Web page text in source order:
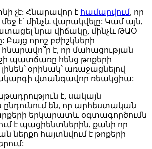
չէ: Հնարավոր է համարվում, որ
է՝ մինչև վարակվելը: Կամ այն,
նրա վիճակը, մինչև ԹԱՕ
Բայց որոշ բժիշկների
հնարավո՞ր է, որ մահացության
պատճառը հենց թոքերի
օրինակ՝ առաջացնելով
վտանգավոր ռեակցիա:
է, սակայն
են, որ արհեստական
երկարատև օգտագործումն
է պացիենտներին, քանի որ
ներքո հայտնվում է թոքերի